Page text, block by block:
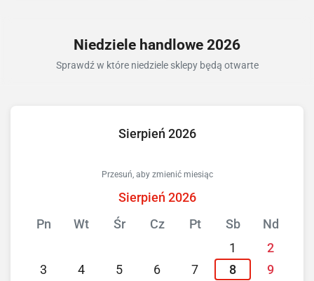
Niedziele handlowe 2026
Sprawdź w które niedziele sklepy będą otwarte
Sierpień 2026
Przesuń, aby zmienić miesiąc
Sierpień 2026
Pn
Wt Śr Cz Pt Sb
Nd
1
2
3
4 5 6 7 8
9